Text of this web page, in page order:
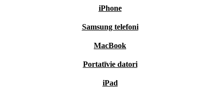
iPhone
Samsung telefoni
MacBook
Portatīvie datori
iPad